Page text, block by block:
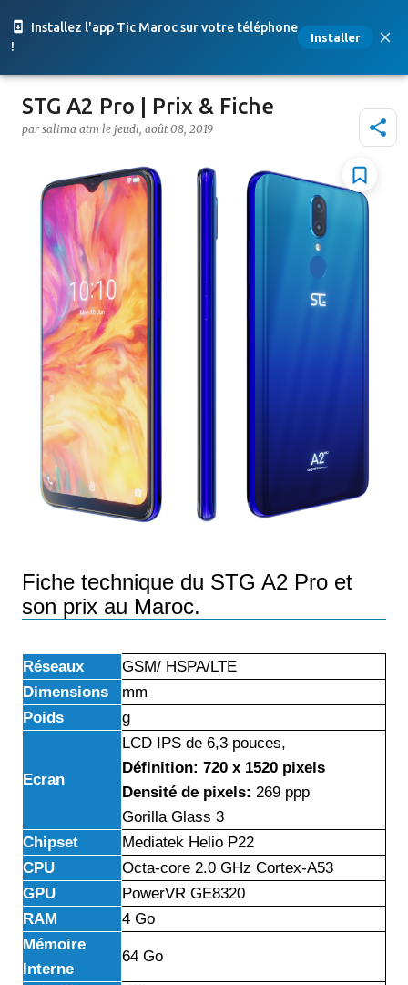
Installez l'app Tic Maroc sur votre téléphone
!
Installer
Accéder au contenu principal
STG A2 Pro | Prix & Fiche
par salima atm le jeudi, août 08, 2019
Fiche technique du STG A2 Pro et
son prix au Maroc.
Réseaux
GSM/ HSPA/LTE
Dimensions
mm
Poids
g
Ecran
LCD IPS de 6,3 pouces,
Définition: 720 x 1520 pixels
Densité de pixels: 269 ppp
Gorilla Glass 3
Chipset
Mediatek Helio P22
CPU
Octa-core 2.0 GHz Cortex-A53
GPU
PowerVR GE8320
RAM
4 Go
Mémoire
Interne
64 Go